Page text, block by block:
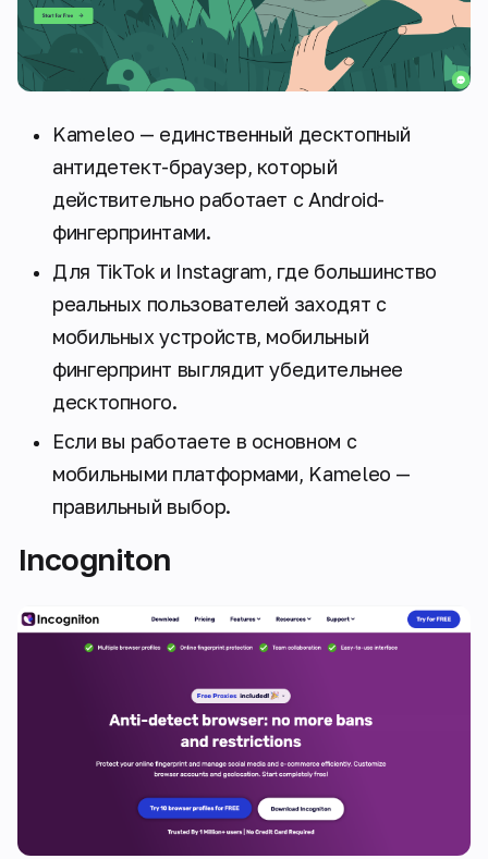
Kameleo — единственный десктопный
антидетект-браузер, который
действительно работает с Android-
фингерпринтами.
Для TikTok и Instagram, где большинство
реальных пользователей заходят с
мобильных устройств, мобильный
фингерпринт выглядит убедительнее
десктопного.
Если вы работаете в основном с
мобильными платформами, Kameleo —
правильный выбор.
Incogniton